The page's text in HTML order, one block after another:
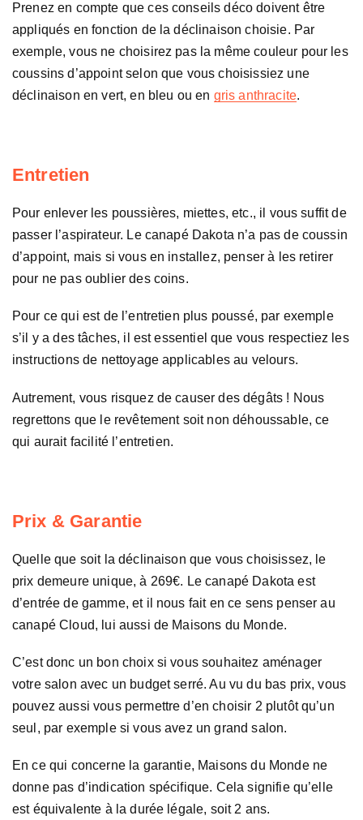
Prenez en compte que ces conseils déco doivent être
appliqués en fonction de la déclinaison choisie. Par
exemple, vous ne choisirez pas la même couleur pour les
coussins d’appoint selon que vous choisissiez une
déclinaison en vert, en bleu ou en gris anthracite.
Entretien
Pour enlever les poussières, miettes, etc., il vous suffit de
passer l’aspirateur. Le canapé Dakota n’a pas de coussin
d’appoint, mais si vous en installez, penser à les retirer
pour ne pas oublier des coins.
Pour ce qui est de l’entretien plus poussé, par exemple
s’il y a des tâches, il est essentiel que vous respectiez les
instructions de nettoyage applicables au velours.
Autrement, vous risquez de causer des dégâts ! Nous
regrettons que le revêtement soit non déhoussable, ce
qui aurait facilité l’entretien.
Prix & Garantie
Quelle que soit la déclinaison que vous choisissez, le
prix demeure unique, à 269€. Le canapé Dakota est
d’entrée de gamme, et il nous fait en ce sens penser au
canapé Cloud, lui aussi de Maisons du Monde.
C’est donc un bon choix si vous souhaitez aménager
votre salon avec un budget serré. Au vu du bas prix, vous
pouvez aussi vous permettre d’en choisir 2 plutôt qu’un
seul, par exemple si vous avez un grand salon.
En ce qui concerne la garantie, Maisons du Monde ne
donne pas d’indication spécifique. Cela signifie qu’elle
est équivalente à la durée légale, soit 2 ans.